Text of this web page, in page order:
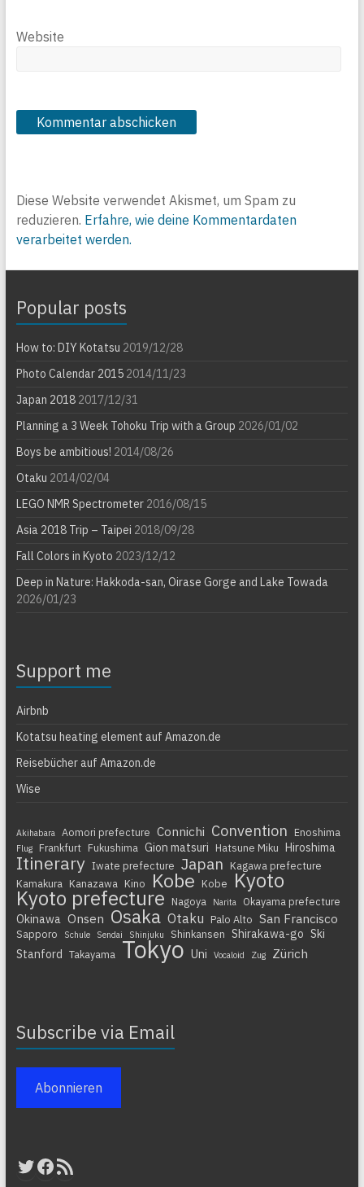
Website
Diese Website verwendet Akismet, um Spam zu
reduzieren. Erfahre, wie deine Kommentardaten
verarbeitet werden.
Popular posts
How to: DIY Kotatsu 2019/12/28
Photo Calendar 20152014/11/23
Japan 20182017/12/31
Planning a 3 Week Tohoku Trip with a Group 2026/01/02
Boys be ambitious! 2014/08/26
Otaku 2014/02/04
LEGO NMR Spectrometer2016/08/15
Asia 2018 Trip – Taipei 2018/09/28
Fall Colors in Kyoto 2023/12/12
Deep in Nature: Hakkoda-san, Oirase Gorge and Lake Towada
2026/01/23
Support me
Airbnb
Kotatsu heating element auf Amazon.de
Reisebücher auf Amazon.de
Wise
Akihabara Aomori prefecture Connichi Convention Enoshima
Flug Frankfurt Fukushima Gion matsuri Hatsune Miku Hiroshima
Itinerary Iwate prefecture Japan
Kagawa prefecture
Kamakura
Kanazawa Kino Kobe Kobe Kyoto
Kyoto prefecture Nagoya Narita Okayama prefecture
Okinawa Onsen Osaka Otaku Palo Alto San Francisco
Sapporo Schule Sendai Shinjuku Shinkansen Shirakawa-go Ski
Stanford Takayama Tokyo Uni Vocaloid Zug Zürich
Subscribe via Email
Abonnieren
Twitter
Facebook
RSS-Feed